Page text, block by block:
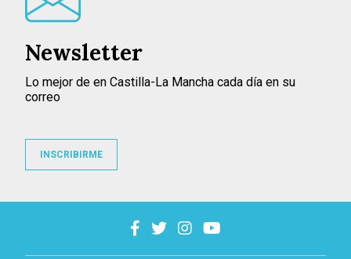
Newsletter
Lo mejor de en Castilla-La Mancha cada día en su
correo
INSCRIBIRME